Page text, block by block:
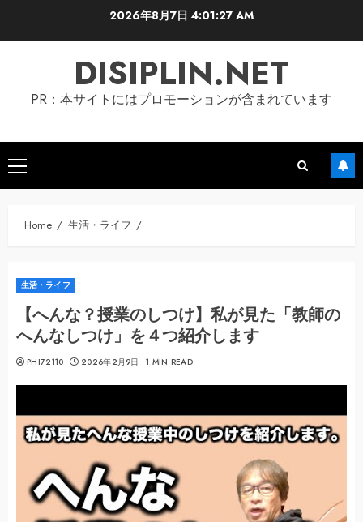
2026年8月7日 4:01:27 AM
DISIPLIN.NET
PR：本サイトにはプロモーションが含まれています
Primary
Menu
Home 生活・ライフ
生活・ライフ
【へんな？授業のしつけ】私が見た「教師の
へんなしつけ」を４つ紹介します
PHI72110 2026年2月9日 1 MIN READ